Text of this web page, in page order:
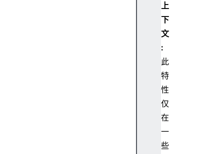
上
下
文
:
此
特
性
仅
在
一
些